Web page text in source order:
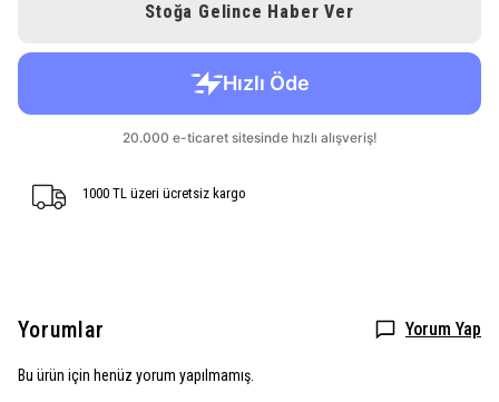
Stoğa Gelince Haber Ver
1000 TL üzeri ücretsiz kargo
Yorumlar Yorum Yap
Bu ürün için henüz yorum yapılmamış.